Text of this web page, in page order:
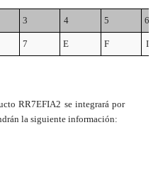
3 4 5 6
7 E F I
RR7EFIA2 se integrará por
la siguiente información: